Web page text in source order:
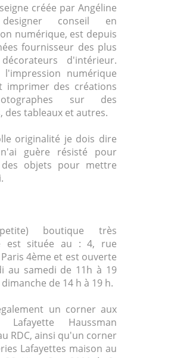
créée par Angéline
conseil en
numérique, est depuis
fournisseur des plus
d'intérieur.
l'impression numérique
imprimer des créations
sur des
des tableaux et autres.
originalité je dois dire
guère résisté pour
objets pour mettre
boutique très
est située au : 4, rue
4ème et est ouverte
au samedi de 11h à 19
de 14 h à 19 h.
un corner aux
Lafayette Haussman
RDC, ainsi qu'un corner
Lafayettes maison au